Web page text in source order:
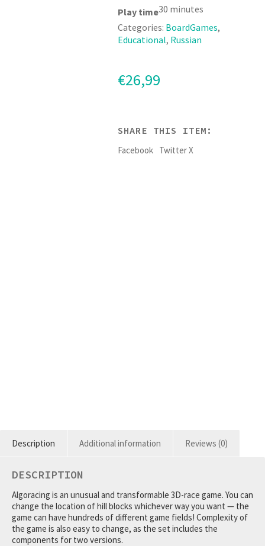
Play time30 minutes
Categories: BoardGames,
Educational, Russian
€26,99
SHARE THIS ITEM:
Facebook Twitter X
Description Additional information Reviews (0)
DESCRIPTION
Algoracing is an unusual and transformable 3D-race game. You can
change the location of hill blocks whichever way you want — the
game can have hundreds of different game fields! Complexity of
the game is also easy to change, as the set includes the
components for two versions.